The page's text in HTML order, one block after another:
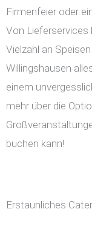
Firmenfeier oder
Von Lieferservices
Vielzahl an
Willingshausen
einem
mehr über die
buchen kann!
Erstaunliches